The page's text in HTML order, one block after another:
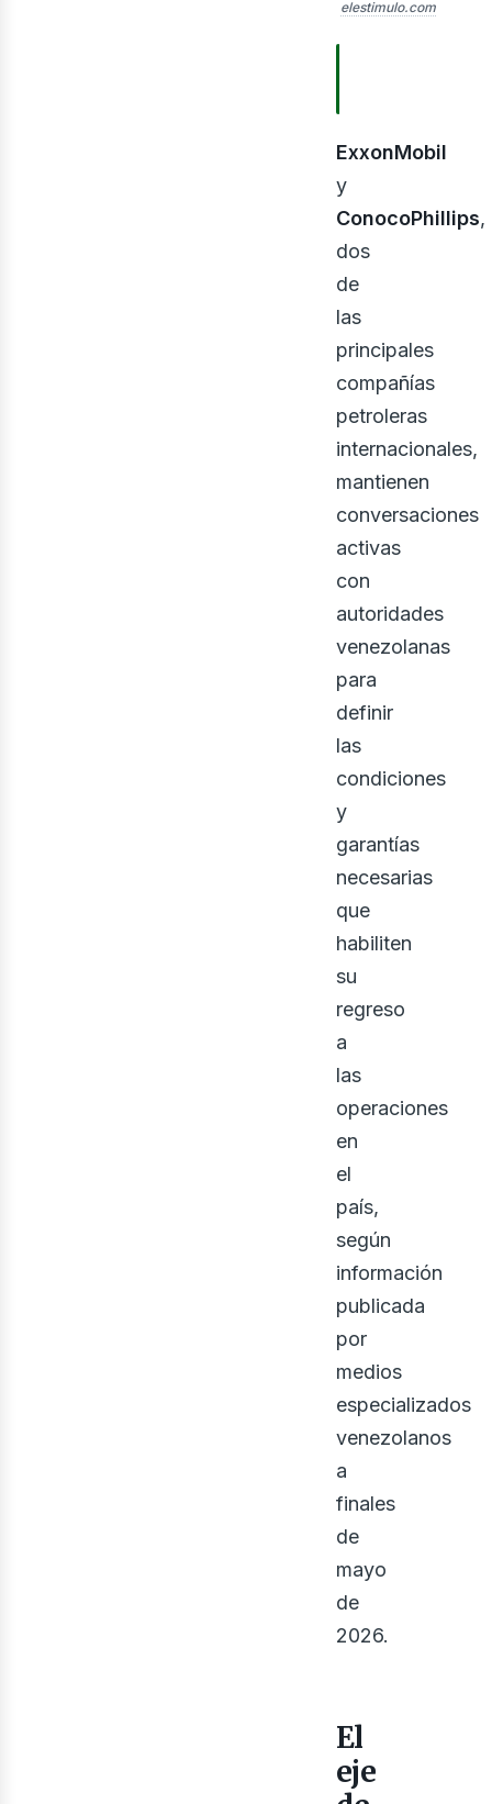
elestimulo.com
ExxonMobil
y
ConocoPhillips,
dos
de
las
principales
compañías
petroleras
internacionales,
mantienen
conversaciones
activas
con
autoridades
venezolanas
para
definir
las
condiciones
y
garantías
necesarias
que
habiliten
su
regreso
a
las
operaciones
en
el
país,
según
información
publicada
por
medios
especializados
venezolanos
a
finales
de
mayo
de
2026.
El
eje